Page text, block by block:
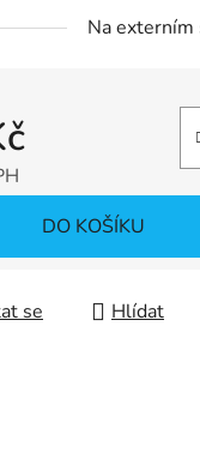
Na externím
DO KOŠÍKU
se Hlídat